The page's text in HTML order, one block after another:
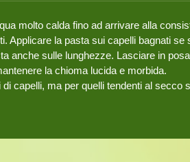
molto calda fino ad arrivare alla
Applicare la pasta sui capelli bagnati
anche sulle lunghezze. Lasciare in
la chioma lucida e morbida.
capelli, ma per quelli tendenti al